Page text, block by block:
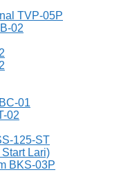
TVP-05P
02
01
02
125-ST
Lari)
BKS-03P